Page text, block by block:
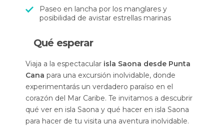
Paseo en lancha por los manglares y
posibilidad de avistar estrellas marinas
Qué esperar
Viaja a la espectacular isla Saona desde Punta
Cana para una excursión inolvidable, donde
experimentarás un verdadero paraíso en el
corazón del Mar Caribe. Te invitamos a descubrir
qué ver en isla Saona y qué hacer en isla Saona
para hacer de tu visita una aventura inolvidable.